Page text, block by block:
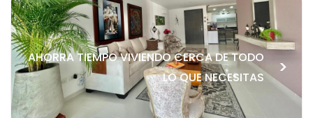
AHORRA TIEMPO VIVIENDO CERCA DE TODO
LO QUE NECESITAS
>